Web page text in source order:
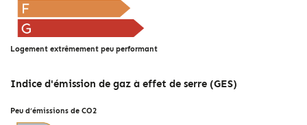
Logement extrêmement peu performant
Indice d'émission de gaz à effet de serre (GES)
Peu d’émissions de CO2